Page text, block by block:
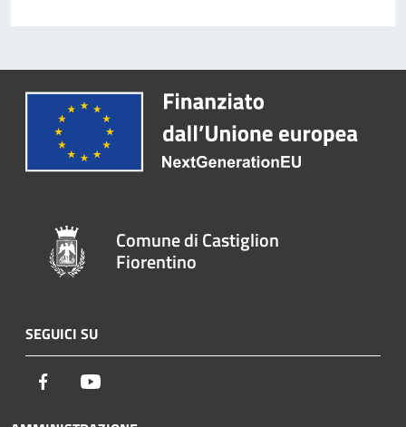
Comune di Castiglion
Fiorentino
SEGUICI SU
Facebook